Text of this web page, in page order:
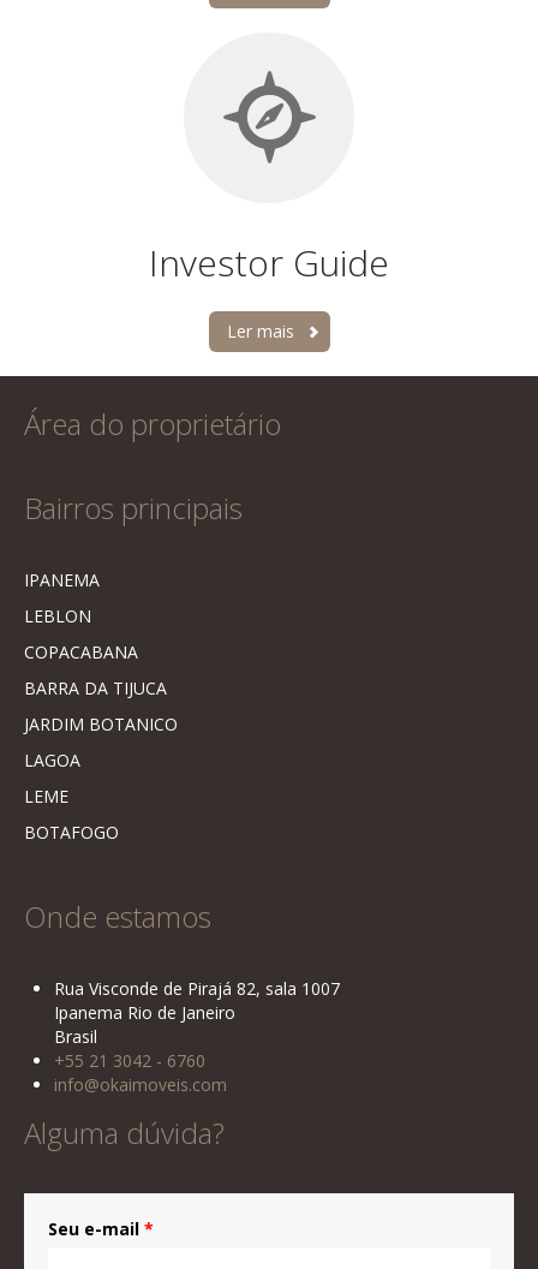
Investor Guide
Ler mais
Área do proprietário
Bairros principais
IPANEMA
LEBLON
COPACABANA
BARRA DA TIJUCA
JARDIM BOTANICO
LAGOA
LEME
BOTAFOGO
Onde estamos
Rua Visconde de Pirajá 82, sala 1007
Ipanema Rio de Janeiro
Brasil
+55 21 3042 - 6760
info@okaimoveis.com
Alguma dúvida?
Seu e-mail *